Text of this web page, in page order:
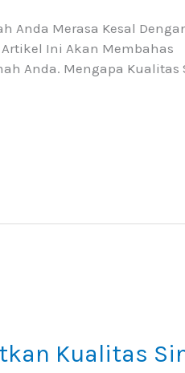
Anda Merasa Kesal
Ini Akan Membahas
Anda. Mengapa Kualitas
Kualitas